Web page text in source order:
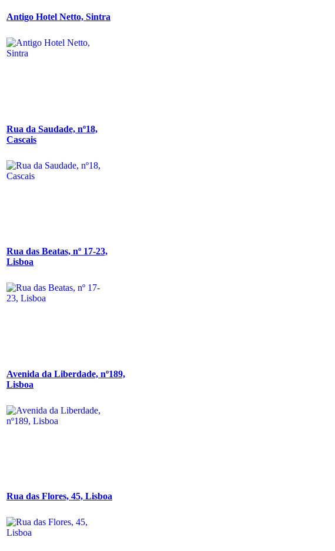
Antigo Hotel Netto, Sintra
Rua da Saudade, nº18,
Cascais
Rua das Beatas, nº 17-23,
Lisboa
Avenida da Liberdade, nº189,
Lisboa
Rua das Flores, 45, Lisboa